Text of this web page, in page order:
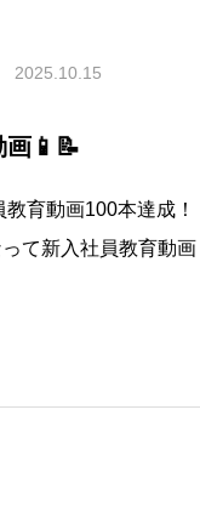
2025.10.15
画📱📝
教育動画100本達成
って新入社員教育動